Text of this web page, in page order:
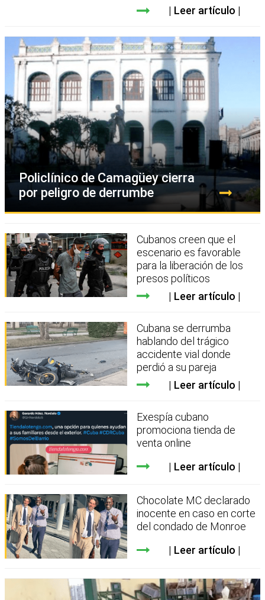
Leer artículo
Policlínico de Camagüey cierra
por peligro de derrumbe
Cubanos creen que el
escenario es favorable
para la liberación de los
presos políticos
Leer artículo
Cubana se derrumba
hablando del trágico
accidente vial donde
perdió a su pareja
Leer artículo
Exespía cubano
promociona tienda de
venta online
Leer artículo
Chocolate MC declarado
inocente en caso en corte
del condado de Monroe
Leer artículo